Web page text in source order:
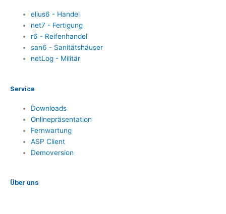
elius6 - Handel
net7 - Fertigung
r6 - Reifenhandel
san6 - Sanitätshäuser
netLog - Militär
Service
Downloads
Onlinepräsentation
Fernwartung
ASP Client
Demoversion
Über uns